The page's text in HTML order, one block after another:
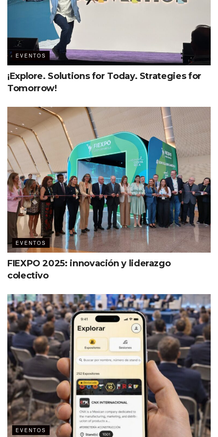
impacto colectivo significativo, dada su amplia
audiencia y alcance.
Etiquetas: #GED23 Destacados
EVENTOS
¡Explore. Solutions for Today. Strategies for
Tomorrow!
EVENTOS
FIEXPO 2025: innovación y liderazgo
colectivo
EVENTOS